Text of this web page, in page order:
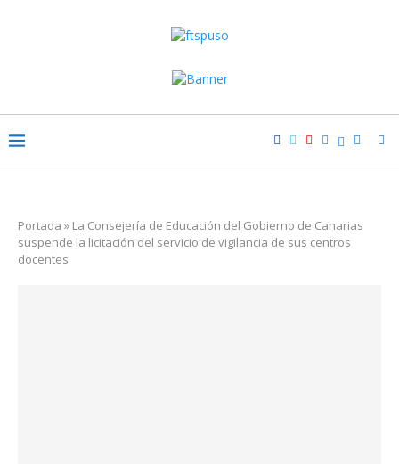
Portada » La Consejería de Educación del Gobierno de Canarias
suspende la licitación del servicio de vigilancia de sus centros
docentes